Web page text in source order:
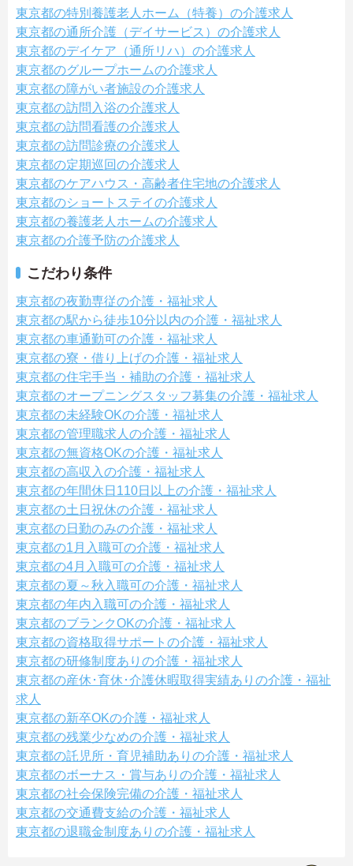
東京都の特別養護老人ホーム（特養）の介護求人
東京都の通所介護（デイサービス）の介護求人
東京都のデイケア（通所リハ）の介護求人
東京都のグループホームの介護求人
東京都の障がい者施設の介護求人
東京都の訪問入浴の介護求人
東京都の訪問看護の介護求人
東京都の訪問診療の介護求人
東京都の定期巡回の介護求人
東京都のケアハウス・高齢者住宅地の介護求人
東京都のショートステイの介護求人
東京都の養護老人ホームの介護求人
東京都の介護予防の介護求人
こだわり条件
東京都の夜勤専従の介護・福祉求人
東京都の駅から徒歩10分以内の介護・福祉求人
東京都の車通勤可の介護・福祉求人
東京都の寮・借り上げの介護・福祉求人
東京都の住宅手当・補助の介護・福祉求人
東京都のオープニングスタッフ募集の介護・福祉求人
東京都の未経験OKの介護・福祉求人
東京都の管理職求人の介護・福祉求人
東京都の無資格OKの介護・福祉求人
東京都の高収入の介護・福祉求人
東京都の年間休日110日以上の介護・福祉求人
東京都の土日祝休の介護・福祉求人
東京都の日勤のみの介護・福祉求人
東京都の1月入職可の介護・福祉求人
東京都の4月入職可の介護・福祉求人
東京都の夏～秋入職可の介護・福祉求人
東京都の年内入職可の介護・福祉求人
東京都のブランクOKの介護・福祉求人
東京都の資格取得サポートの介護・福祉求人
東京都の研修制度ありの介護・福祉求人
東京都の産休･育休･介護休暇取得実績ありの介護・福祉
求人
東京都の新卒OKの介護・福祉求人
東京都の残業少なめの介護・福祉求人
東京都の託児所・育児補助ありの介護・福祉求人
東京都のボーナス・賞与ありの介護・福祉求人
東京都の社会保険完備の介護・福祉求人
東京都の交通費支給の介護・福祉求人
東京都の退職金制度ありの介護・福祉求人